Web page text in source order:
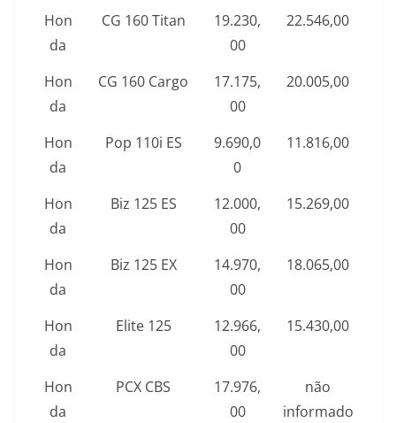
Hon
da
CG 160 Titan
19.230,
00
22.546,00
Hon
da
CG 160 Cargo
17.175,
00
20.005,00
Hon
da
Pop 110i ES
9.690,0
0
11.816,00
Hon
da
Biz 125 ES
12.000,
00
15.269,00
Hon
da
Biz 125 EX
14.970,
00
18.065,00
Hon
da
Elite 125
12.966,
00
15.430,00
Hon
da
PCX CBS
17.976,
00
não
informado